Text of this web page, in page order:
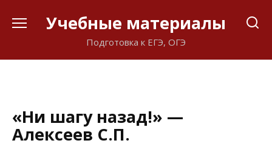
Учебные материалы
Подготовка к ЕГЭ, ОГЭ
«Ни шагу назад!» —
Алексеев С.П.